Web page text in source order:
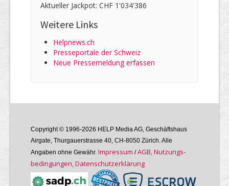
Aktueller Jackpot: CHF 1'034'386
Weitere Links
Helpnews.ch
Presseportale der Schweiz
Neue Pressemeldung erfassen
Copyright © 1996-2026 HELP Media AG, Geschäftshaus
Airgate, Thurgauer­strasse 40, CH-8050 Zürich. Alle
Angaben ohne Gewähr. Im­pres­sum /AGB, Nutzungs­
bedin­gungen, Daten­schutz­er­klärung